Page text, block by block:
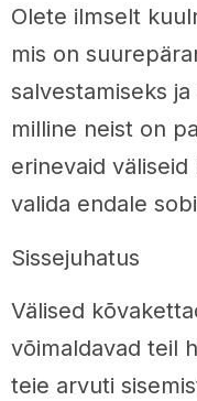
Olete ilmselt
mis on
salvestamiseks
milline neist on
erinevaid
valida endale
Sissejuhatus
Välised
võimaldavad teil
teie arvuti